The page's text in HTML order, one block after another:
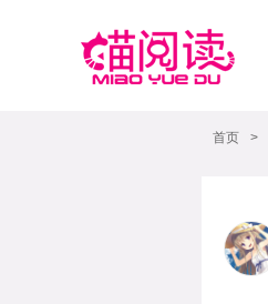
首页 >